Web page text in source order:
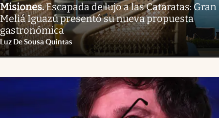
Misiones.Escapada de lujo a las Cataratas: Gran
Meliá Iguazú presentó su nueva propuesta
gastronómica
Luz De Sousa Quintas